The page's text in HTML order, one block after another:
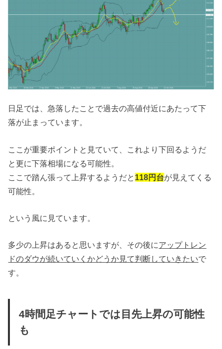
日足では、急落したことで過去の高値付近にあたって下
落が止まっています。
ここが重要ポイントと見ていて、これより下回るようだ
と更に下落相場になる可能性。
ここで踏ん張って上昇するようだと 118円台が見えてくる
可能性。
という風に見ています。
多少の上昇はあると思いますが、その後にアップトレン
ドのダウが続いていくかどうか見て判断していきたいで
す。
4時間足チャートでは目先上昇の可能性
も